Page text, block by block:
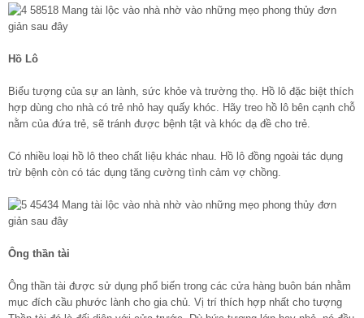
Hồ Lô
Biểu tượng của sự an lành, sức khỏe và trường thọ. Hồ lô đặc biệt thích
hợp dùng cho nhà có trẻ nhỏ hay quấy khóc. Hãy treo hồ lô bên cạnh chỗ
nằm của đứa trẻ, sẽ tránh được bệnh tật và khóc dạ đề cho trẻ.
Có nhiều loại hồ lô theo chất liệu khác nhau. Hồ lô đồng ngoài tác dụng
trừ bệnh còn có tác dụng tăng cường tình cảm vợ chồng.
Ông thần tài
Ông thần tài được sử dụng phổ biến trong các cửa hàng buôn bán nhằm
mục đích cầu phước lành cho gia chủ. Vị trí thích hợp nhất cho tượng